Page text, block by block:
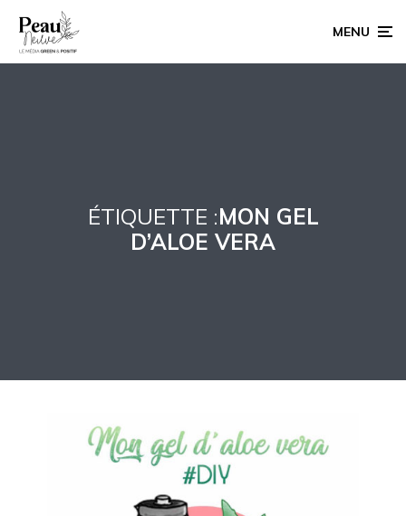
MENU
ÉTIQUETTE :MON GEL
D’ALOE VERA